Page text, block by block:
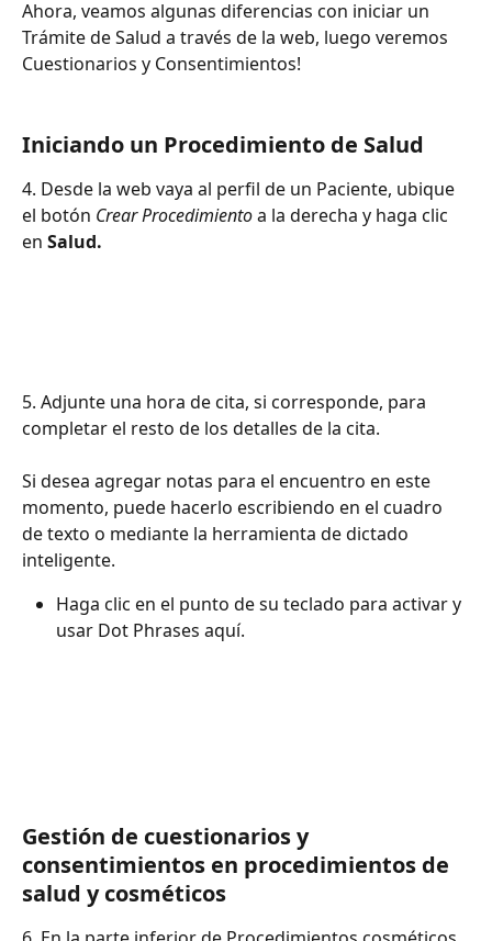
Ahora, veamos algunas diferencias con iniciar un
Trámite de Salud a través de la web, luego veremos
Cuestionarios y Consentimientos!
Iniciando un Procedimiento de Salud
4. Desde la web vaya al perfil de un Paciente, ubique
el botón Crear Procedimiento a la derecha y haga clic
en Salud.
5. Adjunte una hora de cita, si corresponde, para
completar el resto de los detalles de la cita.
Si desea agregar notas para el encuentro en este
momento, puede hacerlo escribiendo en el cuadro
de texto o mediante la herramienta de dictado
inteligente.
Haga clic en el punto de su teclado para activar y
usar Dot Phrases aquí.
Gestión de cuestionarios y
consentimientos en procedimientos de
salud y cosméticos